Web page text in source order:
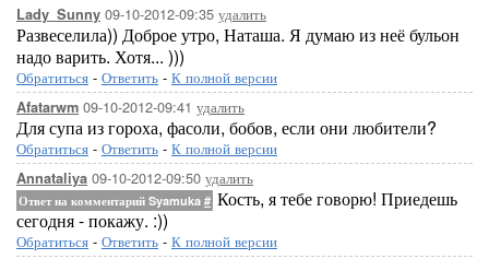
Lady_Sunny 09-10-2012-09:35 удалить
Развеселила)) Доброе утро, Наташа. Я думаю из неё бульон
надо варить. Хотя... )))
Обратиться - Ответить - К полной версии
Afatarwm 09-10-2012-09:41 удалить
Для супа из гороха, фасоли, бобов, если они любители?
Обратиться - Ответить - К полной версии
Annataliya 09-10-2012-09:50 удалить
Ответ на комментарий Syamuka # Кость, я тебе говорю! Приедешь
сегодня - покажу. :))
Обратиться - Ответить - К полной версии